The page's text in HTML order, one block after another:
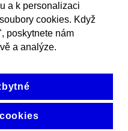
a k personalizaci
cookies. Když
poskytnete nám
a analýze.